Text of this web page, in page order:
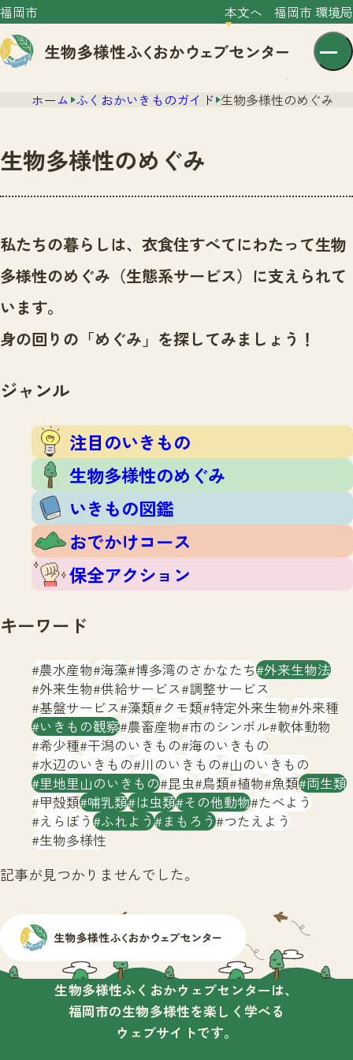
福岡市 本文へ 福岡市 環境局
センター紹介
センター紹介TOP
サイトポリシー
ニュース
いきものガイド
いきものガイドTOP
生物多様性のめぐみ
おでかけコース
保全アクション
イベント
調査レポート
調査レポートTOP
調査結果
ふくおかいきものマップ
マッチング
マッチングTOP
掲載申し込みフォーム
お問合せ
生物多様性ふくおかウェブセンターとは
サイトマップ
ホーム ふくおかいきものガイド 生物多様性のめぐみ
生物多様性のめぐみ
私たちの暮らしは、衣食住すべてにわたって生物
多様性のめぐみ（生態系サービス）に支えられて
います。
身の回りの「めぐみ」を探してみましょう！
ジャンル
注目のいきもの
生物多様性のめぐみ
いきもの図鑑
おでかけコース
保全アクション
キーワード
農水産物 海藻 博多湾のさかなたち 外来生物法
外来生物 供給サービス 調整サービス
基盤サービス 藻類 クモ類 特定外来生物 外来種
いきもの観察 農畜産物 市のシンボル 軟体動物
希少種 干潟のいきもの 海のいきもの
水辺のいきもの 川のいきもの 山のいきもの
里地里山のいきもの 昆虫 鳥類 植物 魚類 両生類
甲殻類 哺乳類 は虫類 その他動物 たべよう
えらぼう ふれよう まもろう つたえよう
生物多様性
記事が見つかりませんでした。
生物多様性ふくおかウェブセンターは、
福岡市の生物多様性を楽しく学べる
ウェブサイトです。